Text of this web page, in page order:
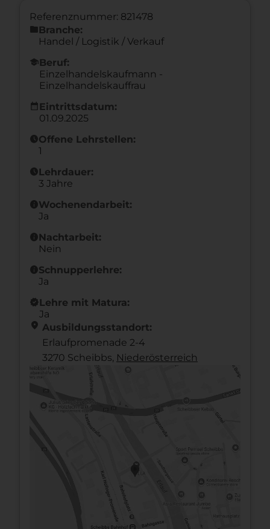
Referenznummer: 821478
folderBranche:
Handel / Logistik / Verkauf
schoolBeruf:
Einzelhandelskaufmann -
Einzelhandelskauffrau
calendar_month Eintrittsdatum:
01.09.2025
scheduleOffene Lehrstellen:
1
scheduleLehrdauer:
3 Jahre
infoWochenendarbeit:
Ja
infoNachtarbeit:
Nein
infoSchnupperlehre:
Ja
new_releasesLehre mit Matura:
Ja
location_on Ausbildungsstandort:
Erlaufpromenade 2-4
3270 Scheibbs, Nieder­österreich